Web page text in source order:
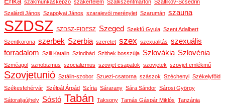
szakmunkásképző szakértelem Szalkszentmárton Szaltikov-Scsedrin
Szalárdi János Szapolyai János szarajevói merénylet Szarumán szauna
SZDSZ SZDSZ-FIDESZ Szeged Szekfű Gyula Szent Adalbert
Szentkorona szerbek Szerbia szeretet szex szexualitás szexuális
forradalom Szili Katalin Szindbád Szithek bosszúja Szlovákia Szlovénia
Szméagol sznobizmus szocializmus szovjet csapatok szovjetek szovjet emlékmű
Szovjetunió Sztálin-szobor Szuezi-csatorna szászok Széchenyi Székelyföld
Székesfehérvár Szélpál Árpád Szíria Sárarany Sára Sándor Sárosi György
Sátoraljaújhely Sóstó Tabán Taksony Tamás Gáspár Miklós Tanzánia